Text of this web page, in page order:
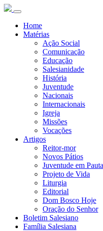
Home
Matérias
Ação Social
Comunicação
Educação
Salesianidade
História
Juventude
Nacionais
Internacionais
Igreja
Missões
Vocações
Artigos
Reitor-mor
Novos Pátios
Juventude em Pauta
Projeto de Vida
Liturgia
Editorial
Dom Bosco Hoje
Oração do Senhor
Boletim Salesiano
Família Salesiana